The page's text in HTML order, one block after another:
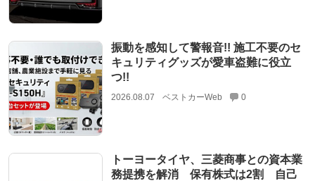
振動を感知して警報音!! 施工不要のセ
キュリティグッズが愛車盗難に役立
つ!!
2026.08.07 ベストカーWeb 0
トーヨータイヤ、三菱商事との資本業
務提携を解消 保有株式は2割 自己